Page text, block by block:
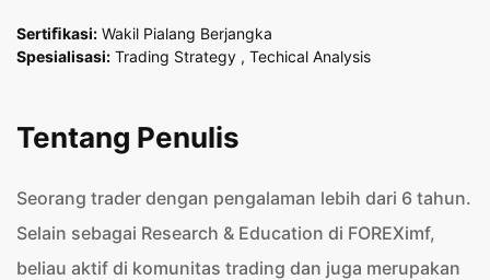
Sertiﬁkasi: Wakil Pialang Berjangka
Spesialisasi: Trading Strategy , Techical Analysis
Tentang Penulis
Seorang trader dengan pengalaman lebih dari 6 tahun.
Selain sebagai Research & Education di FOREXimf,
beliau aktif di komunitas trading dan juga merupakan